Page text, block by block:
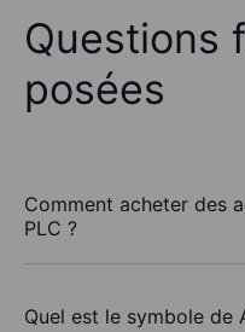
Questions
posées
Comment acheter des
PLC ?
Quel est le symbole de